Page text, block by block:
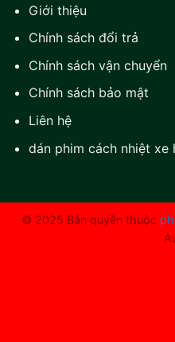
Giới thiệu
Chính sách đổi trả
Chính sách vận chuyển
Chính sách bảo mật
Liên hệ
dán phim cách nhiệt xe
© 2025 Bản quyền thuộc